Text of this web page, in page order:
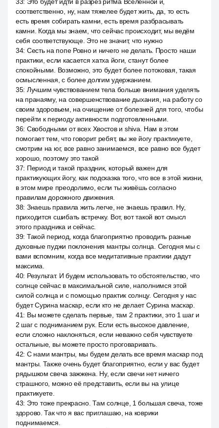
соответственно, ну, нам тяжелее будет жить, да, то есть
есть время собирать камни, есть время разбрасывать
камни. Когда мы знаем, что сейчас происходит, мы ведём
себя соответствующе. Это не значит, что нужно
34: Сесть на попе Ровно и ничего не делать. Просто наши
практики, если касается хатха йоги, станут более
спокойными. Возможно, это будет более потоковая, такая
осмысленная, с более долгим удержанием.
35: Лучшим чувствованием тела больше внимания уделять
на пранаяму, на совершенствование дыхания, на работу со
своим здоровьем, на очищение от болезней для того, чтобы
перейти к периоду активности подготовленными.
36: Свободными от всех Хвостов и shiva. Нам в этом
помогает тем, что говорит ребят, вы же йогу практикуете,
смотрим на юг, все равно занимаемся, все равно все будет
хорошо, поэтому это такой
37: Период и такой праздник, который важен для
практикующих йогу, как подсказка того, что все в этой жизни,
в этом мире преодолимо, если ты живёшь согласно
правилам дорожного движения.
38: Знаешь правила жить легче, не знаешь правил. Ну,
приходится сшибать встречку. Вот, вот такой вот смысл
этого праздника и сейчас.
39: Такой период, когда благоприятно проводить разные
духовные пуджи поклонения мантры солнца. Сегодня мы с
вами вспомним, когда все медитативные практики дадут
максима.
40: Результат. И будем использовать то обстоятельство, что
солнце сейчас в максимальной силе, наполнимся этой
силой солнца и с помощью практик солнцу. Сегодня у нас
будет Сурина маскар, если кто не делает Сурина маскар.
41: Вы можете сделать первые, там 2 практики, это 1 шаг и
2 шаг с подниманием рук. Если есть высокое давление,
если сложно наклоняться, если неважно себя чувствуете
остальные, вы можете просто проговаривать.
42: С нами мантры, мы будем делать все время маскар под
мантры. Также очень будет благоприятно, если у вас будет
рядышком свеча зажжена. Ну, если свечи нет ничего
страшного, можно её представить, если вы на улице
практикуете.
43: Это тоже прекрасно. Там солнце, 1 большая свеча, тоже
здорово. Так что я вас приглашаю, на коврики
поднимаемся.